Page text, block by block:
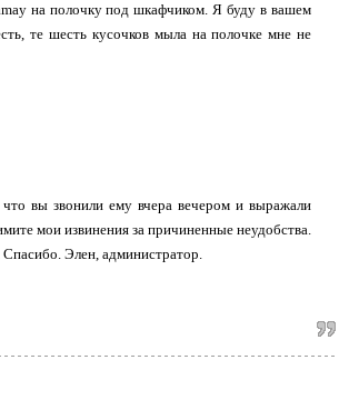
на полочку под шкафчиком. Я буду в вашем
те шесть кусочков мыла на полочке мне не
вы звонили ему вчера вечером и выражали
мои извинения за причиненные неудобства.
Элен, администратор.